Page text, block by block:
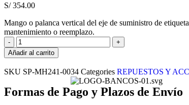
S/354.00
Mango o palanca vertical del eje de suministro de
mantenimiento o reemplazo.
Añadir al carrito
SKU SP-MH241-0034 Categories REPUESTOS Y
Formas de Pago y Plazos de Envío